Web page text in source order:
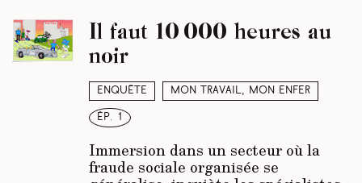
Enquête Mon travail, mon enfer
ép. 1
Il faut 10 000 heures au
noir
Immersion dans un secteur où la
fraude sociale organisée se